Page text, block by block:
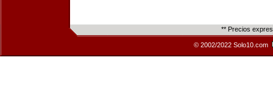
** Precios
© 2002/2022 Solo10.com